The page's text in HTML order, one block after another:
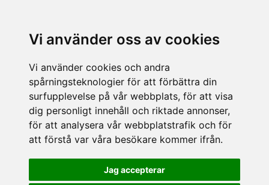
Vi använder oss av cookies
Vi använder cookies och andra
spårningsteknologier för att förbättra din
surfupplevelse på vår webbplats, för att visa
dig personligt innehåll och riktade annonser,
för att analysera vår webbplatstrafik och för
att förstå var våra besökare kommer ifrån.
Jag accepterar